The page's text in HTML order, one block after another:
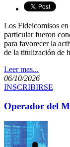
​Los Fideicomisos
particular fueron
para favorecer la
de la titulización de
Leer mas...
06/10/2026
INSCRIBIRSE
Operador del